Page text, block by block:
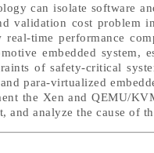
can isolate software
validation cost problem
time performance
embedded system,
of safety-critical
para-virtualized
the Xen and QEMU/
and analyze the cause of